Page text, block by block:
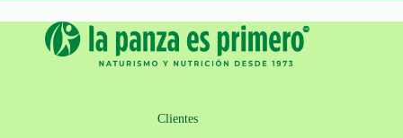
Clientes